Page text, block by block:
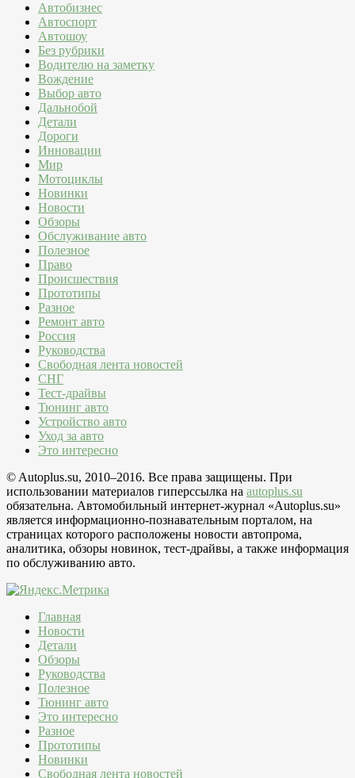
Автобизнес
Автоспорт
Автошоу
Без рубрики
Водителю на заметку
Вождение
Выбор авто
Дальнобой
Детали
Дороги
Инновации
Мир
Мотоциклы
Новинки
Новости
Обзоры
Обслуживание авто
Полезное
Право
Происшествия
Прототипы
Разное
Ремонт авто
Россия
Руководства
Свободная лента новостей
СНГ
Тест-драйвы
Тюнинг авто
Устройство авто
Уход за авто
Это интересно
© Autoplus.su, 2010–2016. Все права защищены. При
использовании материалов гиперссылка на autoplus.su
обязательна. Автомобильный интернет-журнал «Autoplus.su»
является информационно-познавательным порталом, на
страницах которого расположены новости автопрома,
аналитика, обзоры новинок, тест-драйвы, а также информация
по обслуживанию авто.
Главная
Новости
Детали
Обзоры
Руководства
Полезное
Тюнинг авто
Это интересно
Разное
Прототипы
Новинки
Свободная лента новостей